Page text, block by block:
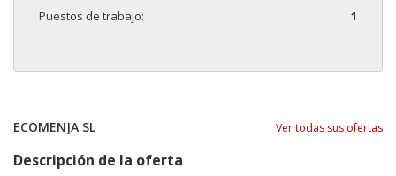
Puestos de trabajo:
1
ECOMENJA SL Ver todas sus ofertas
Descripción de la oferta